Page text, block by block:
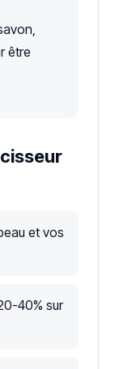
être
et vos
40% sur